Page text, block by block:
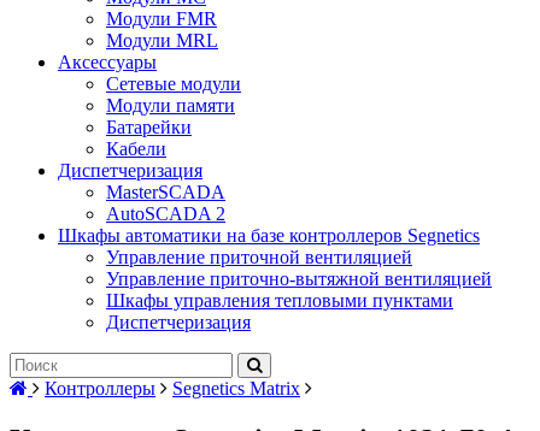
Модули FMR
Модули MRL
Аксеcсуары
Сетевые модули
Модули памяти
Батарейки
Кабели
Диспетчеризация
MasterSCADA
AutoSCADA 2
Шкафы автоматики на базе контроллеров Segnetics
Управление приточной вентиляцией
Управление приточно-вытяжной вентиляцией
Шкафы управления тепловыми пунктами
Диспетчеризация
Контроллеры Segnetics Matrix